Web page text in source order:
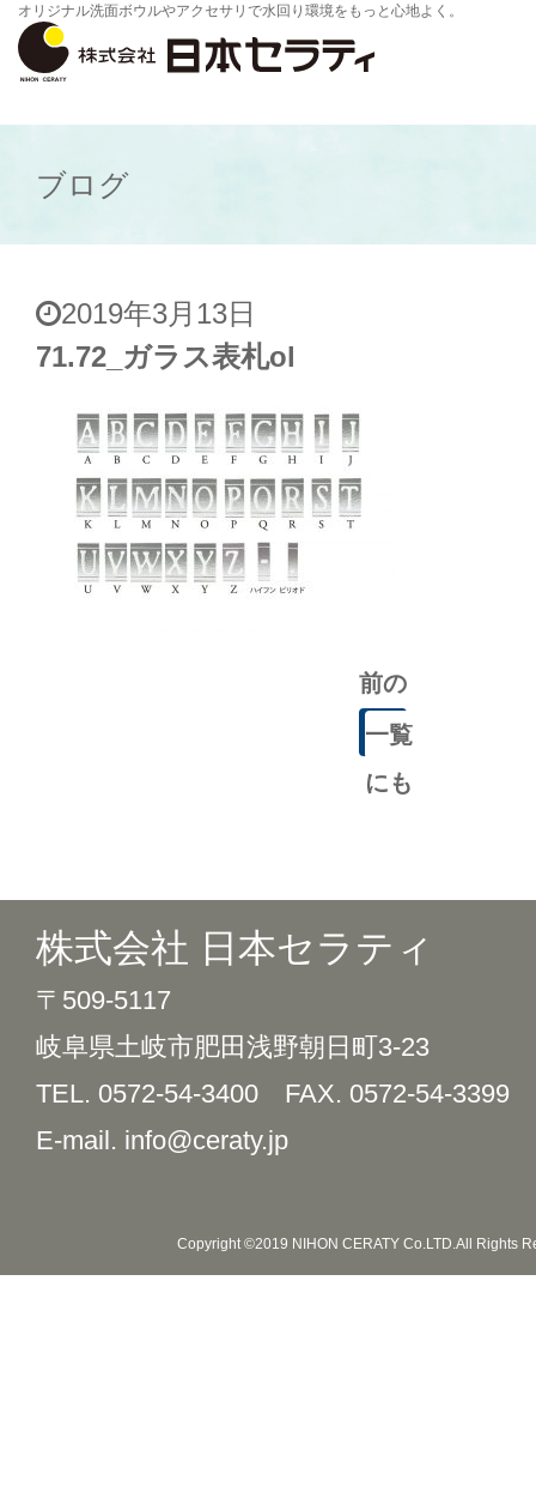
オリジナル洗面ボウルやアクセサリで水回り環境をもっと心地よく。
ブログ
2019年3月13日
71.72_ガラス表札ol
前の
記事
一覧
にも
株式会社 日本セラティ
〒509-5117
岐阜県土岐市肥田浅野朝日町3-23
TEL. 0572-54-3400 FAX. 0572-54-3399
E-mail. info@ceraty.jp
Copyright ©2019 NIHON CERATY Co.LTD.All Rights